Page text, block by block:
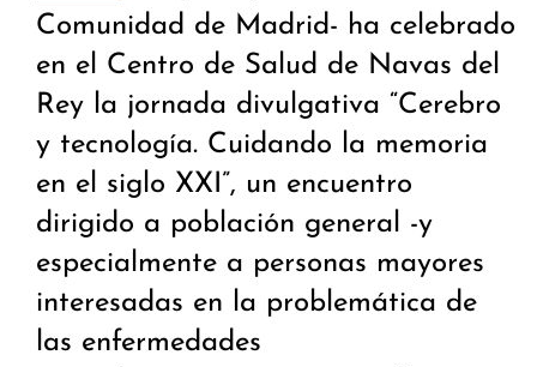
Comunidad de Madrid- ha celebrado
en el Centro de Salud de Navas del
Rey la jornada divulgativa “Cerebro
y tecnología. Cuidando la memoria
en el siglo XXI”, un encuentro
dirigido a población general -y
especialmente a personas mayores
interesadas en la problemática de
las enfermedades